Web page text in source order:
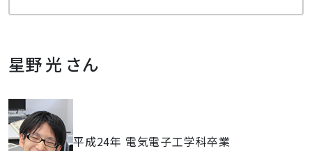
星野 光 さん
平成24年 電気電子工学科卒業